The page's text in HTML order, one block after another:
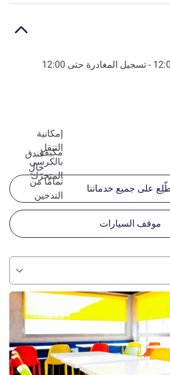
- تسجيل المغادرة حتى 12:00
إمكانية
التنقل
بالكرسي
المتحرّك
مكيففندق
خالٍ
تمامًا من
التدخين
على جميع خدماتنا
موقف السيارات